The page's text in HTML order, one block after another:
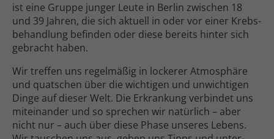
ist eine Gruppe junger Leute in Berlin zwischen 18
und 39 Jahren, die sich aktuell in oder vor einer Krebs­
behandlung befinden oder diese bereits hinter sich
gebracht haben.
Wir treffen uns regelmäßig in lockerer Atmos­phäre
und quatschen über die wichtigen und unwichtigen
Dinge auf dieser Welt. Die Erkrankung verbindet uns
miteinander und so sprechen wir natürlich – aber
nicht nur – auch über diese Phase unseres Lebens.